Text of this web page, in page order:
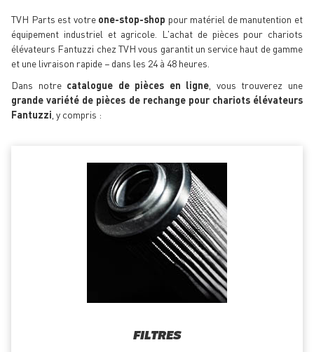
TVH Parts est votre one-stop-shop pour matériel de manutention et
équipement industriel et agricole. L'achat de pièces pour chariots
élévateurs Fantuzzi chez TVH vous garantit un service haut de gamme
et une livraison rapide − dans les 24 à 48 heures.
Dans notre catalogue de pièces en ligne , vous trouverez une
grande variété de pièces de rechange pour chariots élévateurs
Fantuzzi , y compris :
FILTRES